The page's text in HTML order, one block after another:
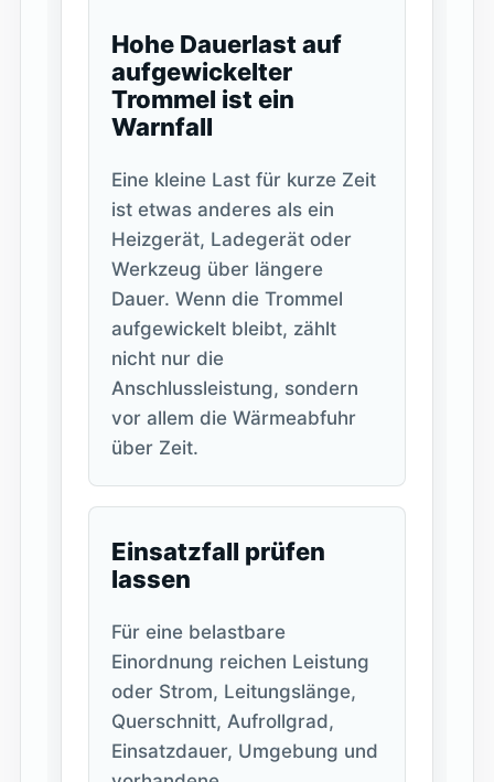
Hohe Dauerlast auf
aufgewickelter
Trommel ist ein
Warnfall
Eine kleine Last für kurze Zeit
ist etwas anderes als ein
Heizgerät, Ladegerät oder
Werkzeug über längere
Dauer. Wenn die Trommel
aufgewickelt bleibt, zählt
nicht nur die
Anschlussleistung, sondern
vor allem die Wärmeabfuhr
über Zeit.
Einsatzfall prüfen
lassen
Für eine belastbare
Einordnung reichen Leistung
oder Strom, Leitungslänge,
Querschnitt, Aufrollgrad,
Einsatzdauer, Umgebung und